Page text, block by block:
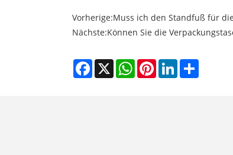
Vorherige:Muss ich den Standfuß für
Nächste:Können Sie die
Facebook
X WhatsAppPinterestLinkedIn